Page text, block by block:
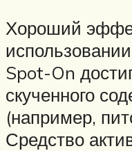
Хороший
Spot-On
скученного
(например,
Средство